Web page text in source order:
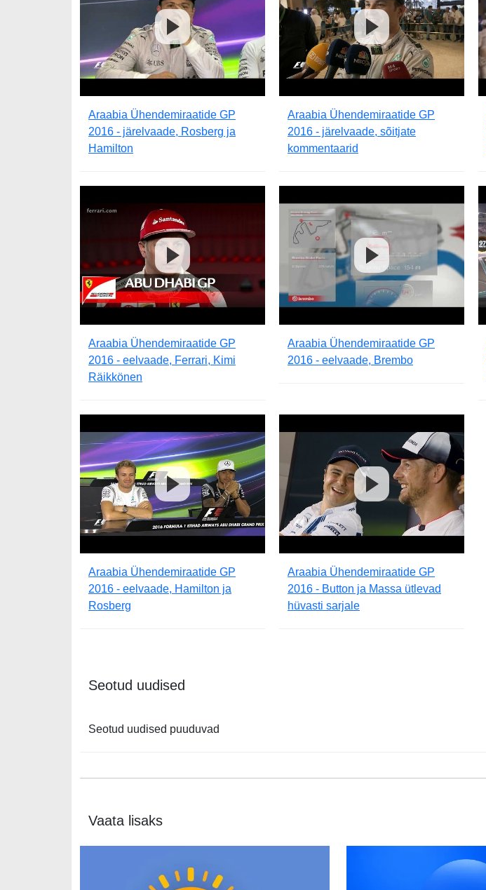
Araabia Ühendemiraatide GP
2016 - järelvaade, Rosberg ja
Hamilton
Araabia Ühendemiraatide GP
2016 - järelvaade, sõitjate
kommentaarid
Araabia Ühendemiraatide GP
2016 - eelvaade, Ferrari, Kimi
Räikkönen
Araabia Ühendemiraatide GP
2016 - eelvaade, Brembo
Araabia Ühendemiraatide GP
2016 - eelvaade, Hamilton ja
Rosberg
Araabia Ühendemiraatide GP
2016 - Button ja Massa ütlevad
hüvasti sarjale
Seotud uudised
Seotud uudised puuduvad
Vaata lisaks